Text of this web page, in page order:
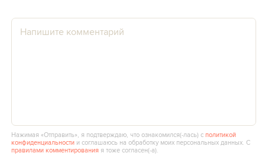
Нажимая «Отправить», я подтверждаю, что ознакомился(‑лась) сполитикой
конфиденциальности и соглашаюсь на обработку моих персональных данных. С
правилами комментирования я тоже согласен(‑а).